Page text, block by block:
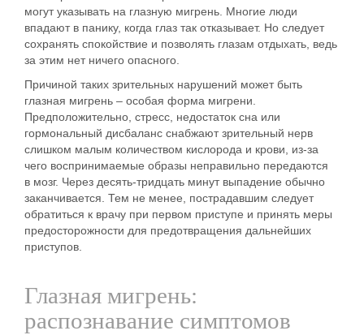
могут указывать на глазную мигрень. Многие люди
впадают в панику, когда глаз так отказывает. Но следует
сохранять спокойствие и позволять глазам отдыхать, ведь
за этим нет ничего опасного.
Причиной таких зрительных нарушений может быть
глазная мигрень – особая форма мигрени.
Предположительно, стресс, недостаток сна или
гормональный дисбаланс снабжают зрительный нерв
слишком малым количеством кислорода и крови, из-за
чего воспринимаемые образы неправильно передаются
в мозг. Через десять-тридцать минут выпадение обычно
заканчивается. Тем не менее, пострадавшим следует
обратиться к врачу при первом приступе и принять меры
предосторожности для предотвращения дальнейших
приступов.
Глазная мигрень:
распознавание симптомов